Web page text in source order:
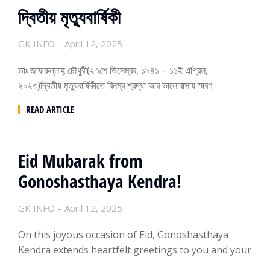
দ্বিতীয় মৃত্যুবার্ষিকী
GK INFO April 12, 2025
ডাঃ জাফরুল্লাহ্ চৌধুরী(২৭শে ডিসেম্বর, ১৯৪১ – ১১ই এপ্রিল,
২০২৩)দ্বিতীয় মৃত্যুবার্ষিকীতে বিনম্র শ্রদ্ধা আর ভালোবাসায় স্মরণ
READ ARTICLE
Eid Mubarak from
Gonoshasthaya Kendra!
GK INFO April 12, 2025
On this joyous occasion of Eid, Gonoshasthaya
Kendra extends heartfelt greetings to you and your